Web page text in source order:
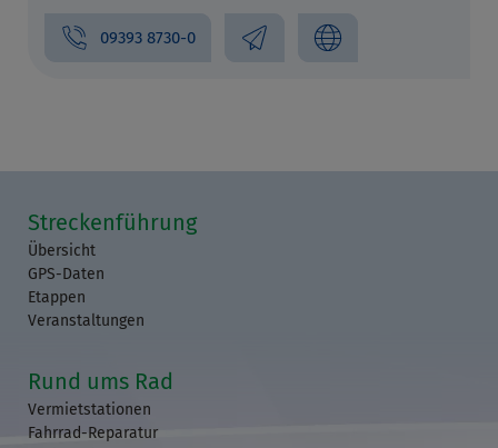
09393 8730-0
Streckenführung
Übersicht
GPS-Daten
Etappen
Veranstaltungen
Rund ums Rad
Vermietstationen
Fahrrad-Reparatur